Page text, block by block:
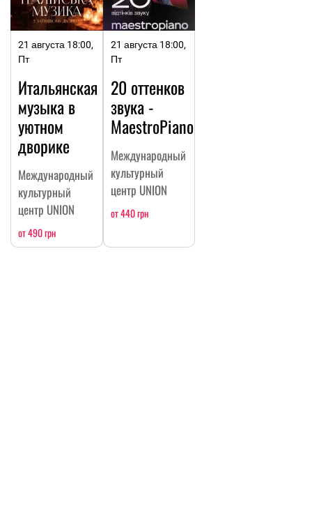
21 августа 18:00,
Пт
Итальянская
музыка в
уютном
дворике
Международный
культурный
центр UNION
от 490 грн
21 августа 18:00,
Пт
20 оттенков
звука -
MaestroPiano
Международный
культурный
центр UNION
от 440 грн